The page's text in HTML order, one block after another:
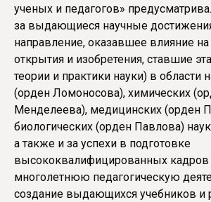
ученых и педагогов»
за выдающиеся научные
направление, оказавшее влияние на
открытия и изобретения, ставшие
теории и практики науки) в области
(орден Ломоносова), химических
Менделеева), медицинских (орден
биологических (орден Павлова)
а также и за успехи в подготовке
высококвалифицированных
многолетнюю педагогическую
создание выдающихся учебников и